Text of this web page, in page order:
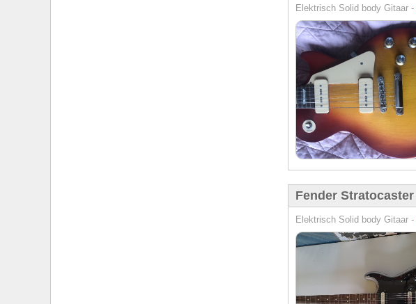
Elektrisch Solid body Gitaar -
Fender Stratocaster
Elektrisch Solid body Gitaar -